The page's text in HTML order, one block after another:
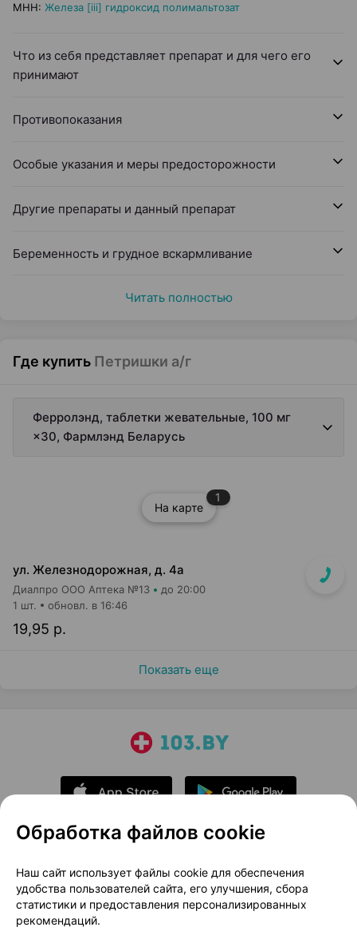
МНН: Железа [iii] гидроксид полимальтозат
Что из себя представляет препарат и для чего его
принимают
Противопоказания
Особые указания и меры предосторожности
Другие препараты и данный препарат
Беременность и грудное вскармливание
Читать полностью
Где купить Петришки а/г
Ферролэнд, таблетки жевательные, 100 мг
×30, Фармлэнд Беларусь
На карте
1
ул. Железнодорожная, д. 4а
Диалпро ООО Аптека №13 до 20:00
19,95 р.
1 шт. обновл. в 16:46
Показать еще
О проекте
Новости проекта
Размещение рекламы
Медицинский маркетинг
Публичный договор
Доставка
Обработка файлов cookie
Наш сайт использует файлы cookie для обеспечения
удобства пользователей сайта, его улучшения, сбора
статистики и предоставления персонализированных
рекомендаций.